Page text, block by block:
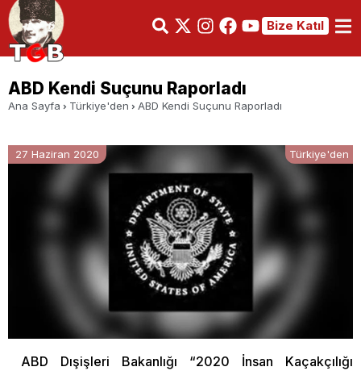
Bize Katıl
ABD Kendi Suçunu Raporladı
Ana Sayfa Türkiye'den ABD Kendi Suçunu Raporladı
27 Haziran 2020 Türkiye'den
ABD Dışişleri Bakanlığı “2020 İnsan Kaçakçılığı